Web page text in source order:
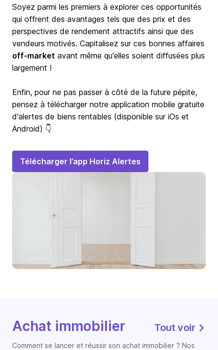
Soyez parmi les premiers à explorer ces opportunités
qui offrent des avantages tels que des prix et des
perspectives de rendement attractifs ainsi que des
vendeurs motivés. Capitalisez sur ces bonnes affaires
off-market avant même qu'elles soient diffusées plus
largement !
Enfin, pour ne pas passer à côté de la future pépite,
pensez à télécharger notre application mobile gratuite
d'alertes de biens rentables (disponible sur iOs et
Android) 👇
Télécharger l’app Horiz Alertes
Achat immobilier Tout voir
Comment se lancer et réussir son achat immobilier ? Nos